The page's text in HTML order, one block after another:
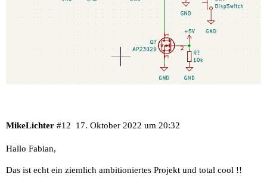
MikeLichter 17. Oktober 2022 um 20:32
#12
Hallo Fabian,
Das ist echt ein ziemlich ambitioniertes Projekt und total cool !!